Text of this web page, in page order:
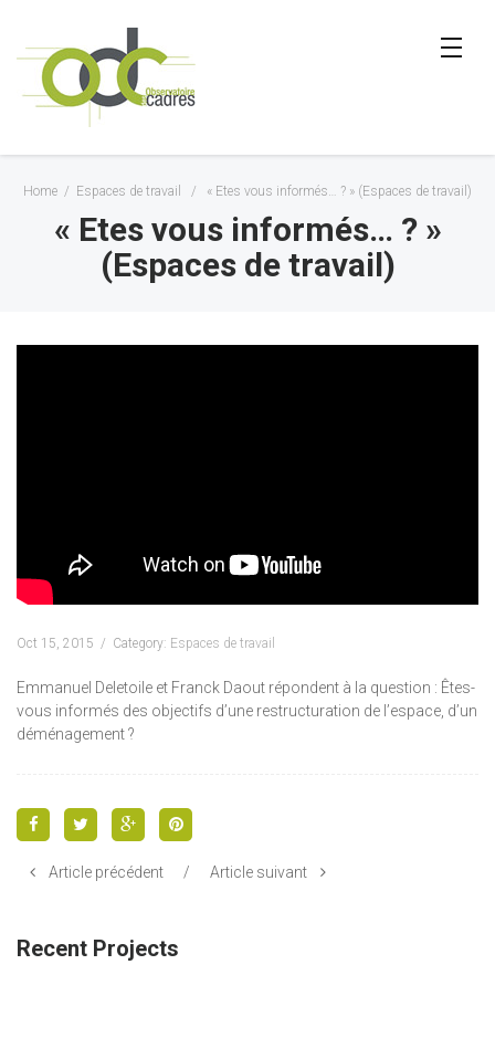
Home / Espaces de travail / « Etes vous informés… ? » (Espaces de travail)
« Etes vous informés… ? »
(Espaces de travail)
Oct 15, 2015 Category: Espaces de travail
Emmanuel Deletoile et Franck Daout répondent à la question : Êtes-
vous informés des objectifs d’une restructuration de l’espace, d’un
déménagement ?
Article précédent / Article suivant
Recent Projects